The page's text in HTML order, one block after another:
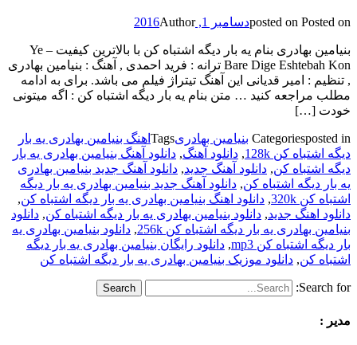
posted on Posted on دسامبر 1, 2016 Author
بنیامین بهادری بنام یه بار دیگه اشتباه کن با بالاترین کیفیت – Ye
Bare Dige Eshtebah Kon ترانه : فرید احمدی , آهنگ : بنیامین بهادری
, تنظیم : امیر قدیانی این آهنگ تیتراژ فیلم می باشد. برای به ادامه
مطلب مراجعه کنید … متن بنام یه بار دیگه اشتباه کن : اگه میتونی
خودت […]
Categoriesposted in بنیامین بهادریTags اهنگ بنیامین بهادری یه بار
دیگه اشتباه کن 128k
, دانلود آهنگ, دانلود آهنگ بنیامین بهادری یه بار
دیگه اشتباه کن, دانلود آهنگ جدید, دانلود آهنگ جدید بنیامین بهادری
یه بار دیگه اشتباه کن, دانلود آهنگ جدید بنیامین بهادری یه بار دیگه
اشتباه کن 320k
, دانلود اهنگ بنیامین بهادری یه بار دیگه اشتباه کن,
دانلود اهنگ جدید, دانلود بنیامین بهادری یه بار دیگه اشتباه کن, دانلود
بنیامین بهادری یه بار دیگه اشتباه کن 256k
, دانلود بنیامین بهادری یه
بار دیگه اشتباه کن mp3
, دانلود رایگان بنیامین بهادری یه بار دیگه
اشتباه کن, دانلود موزیک بنیامین بهادری یه بار دیگه اشتباه کن
Search for:
مدیر :